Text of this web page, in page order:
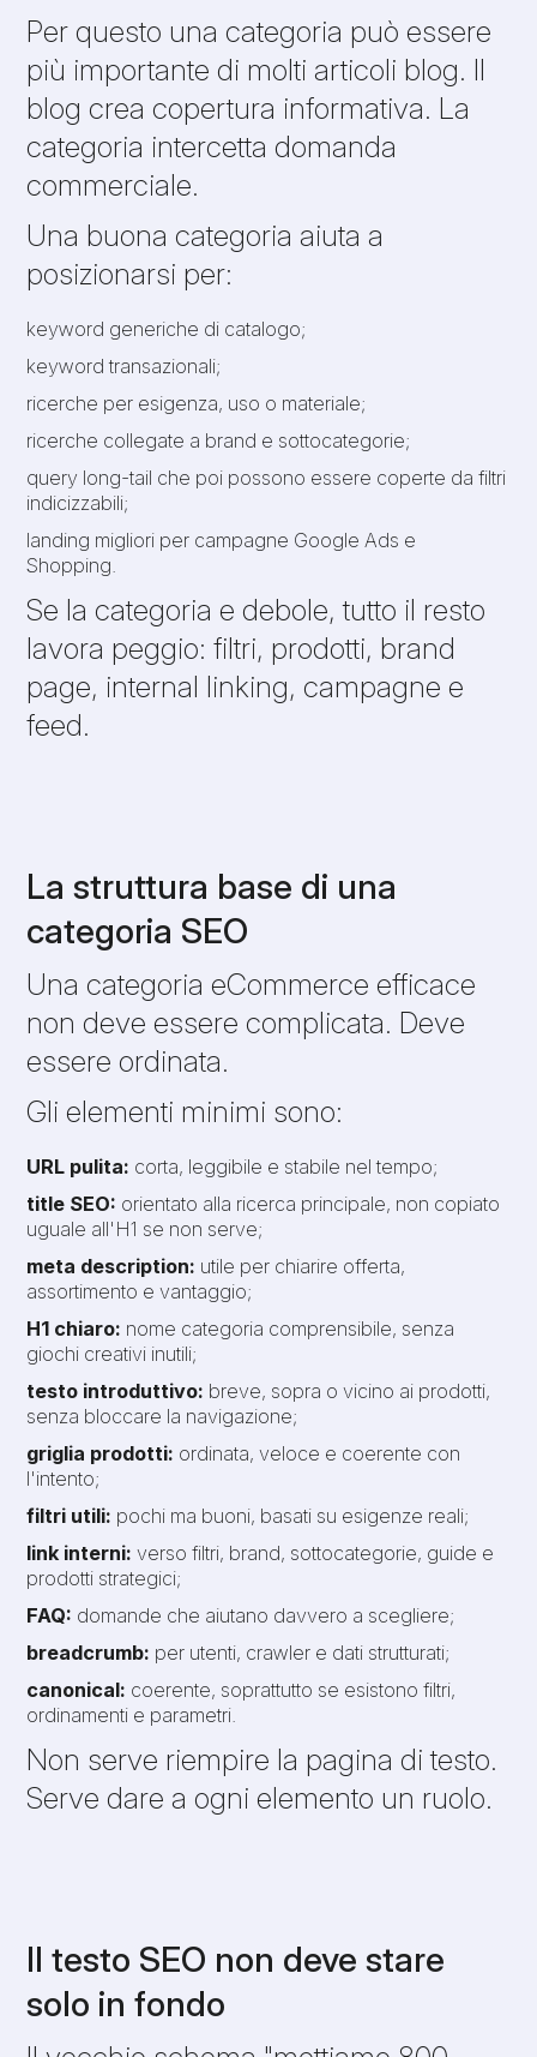
Per questo una categoria può essere
più importante di molti articoli blog. Il
blog crea copertura informativa. La
categoria intercetta domanda
commerciale.
Una buona categoria aiuta a
posizionarsi per:
keyword generiche di catalogo;
keyword transazionali;
ricerche per esigenza, uso o materiale;
ricerche collegate a brand e sottocategorie;
query long-tail che poi possono essere coperte da filtri
indicizzabili;
landing migliori per campagne Google Ads e
Shopping.
Se la categoria e debole, tutto il resto
lavora peggio: filtri, prodotti, brand
page, internal linking, campagne e
feed.
La struttura base di una
categoria SEO
Una categoria eCommerce efficace
non deve essere complicata. Deve
essere ordinata.
Gli elementi minimi sono:
URL pulita: corta, leggibile e stabile nel tempo;
title SEO: orientato alla ricerca principale, non copiato
uguale all'H1 se non serve;
meta description: utile per chiarire offerta,
assortimento e vantaggio;
H1 chiaro: nome categoria comprensibile, senza
giochi creativi inutili;
testo introduttivo: breve, sopra o vicino ai prodotti,
senza bloccare la navigazione;
griglia prodotti: ordinata, veloce e coerente con
l'intento;
filtri utili: pochi ma buoni, basati su esigenze reali;
link interni: verso filtri, brand, sottocategorie, guide e
prodotti strategici;
FAQ: domande che aiutano davvero a scegliere;
breadcrumb: per utenti, crawler e dati strutturati;
canonical: coerente, soprattutto se esistono filtri,
ordinamenti e parametri.
Non serve riempire la pagina di testo.
Serve dare a ogni elemento un ruolo.
Il testo SEO non deve stare
solo in fondo